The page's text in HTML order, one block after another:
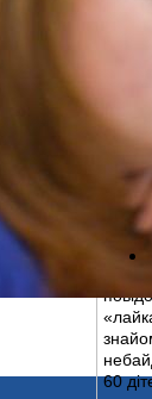
«Кожній
закладів. У 4
життя
і дівчат,
зібрати 7200 грн.
60